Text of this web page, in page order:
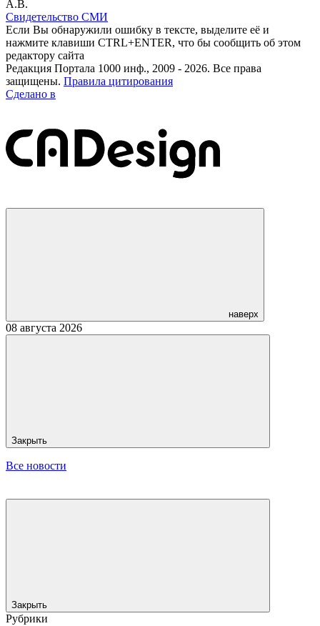
А.В.
Свидетельство СМИ
Если Вы обнаружили ошибку в тексте, выделите её и
нажмите клавиши CTRL+ENTER, что бы сообщить об этом
редактору сайта
Редакция Портала 1000 инф., 2009 - 2026. Все права
защищены. Правила цитирования
Сделано в
наверх
08 августа 2026
Закрыть
Все новости
Закрыть
Рубрики